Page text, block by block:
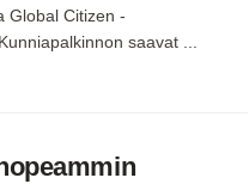
Global Citizen -
saavat ...